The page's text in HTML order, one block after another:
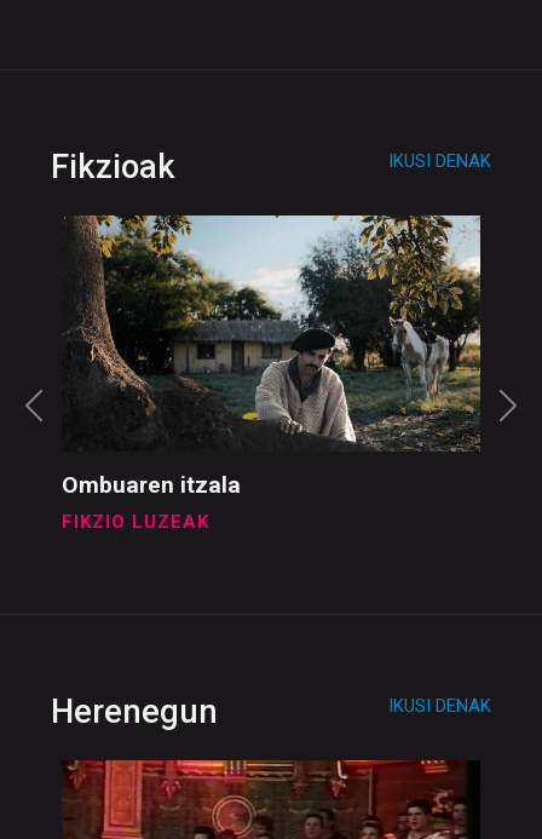
Fikzioak IKUSI DENAK
Ombuaren itzala
FIKZIO LUZEAK
Herenegun IKUSI DENAK